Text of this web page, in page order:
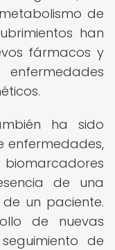
de
han
fármacos y
ha sido
enfermedades,
de una
un paciente.
de nuevas
de